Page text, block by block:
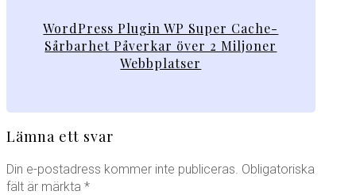
WordPress Plugin WP Super Cache-
Sårbarhet Påverkar över 2 Miljoner
Webbplatser
Lämna ett svar
Din e-postadress kommer inte publiceras. Obligatoriska
fält är märkta *